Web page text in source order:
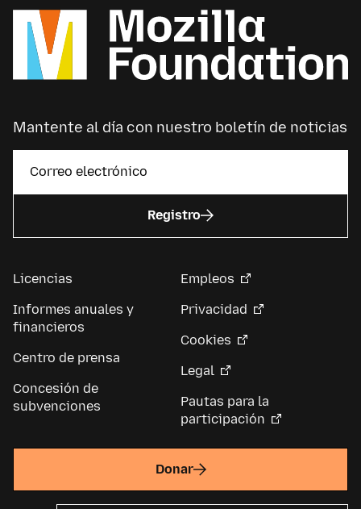
Mantente al día con nuestro boletín de noticias
Registro
Licencias
Informes anuales y
financieros
Centro de prensa
Concesión de
subvenciones
Empleos
Privacidad
Cookies
Legal
Pautas para la
participación
Donar